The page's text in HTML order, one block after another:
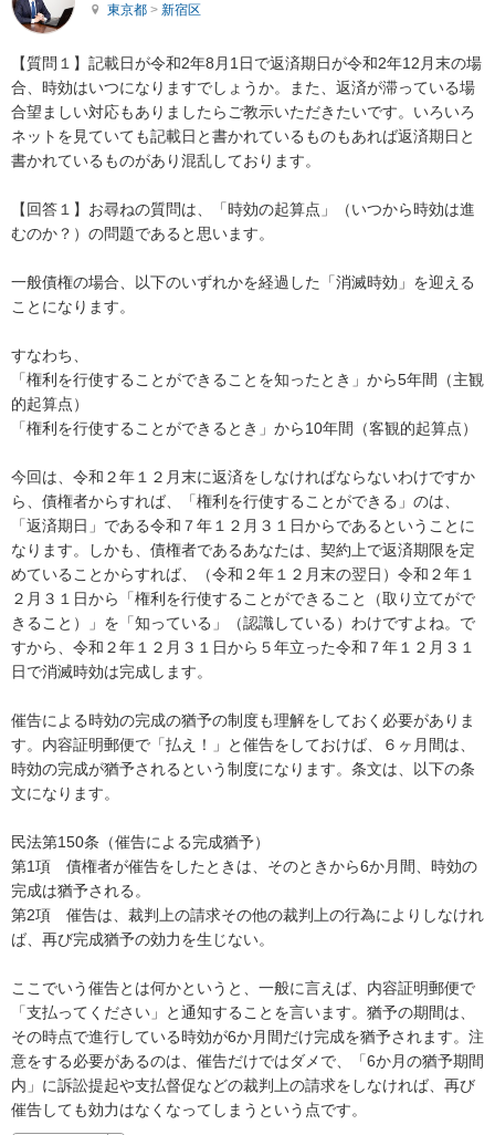
東京都 > 新宿区
【質問１】記載日が令和2年8月1日で返済期日が令和2年12月末の場
合、時効はいつになりますでしょうか。また、返済が滞っている場
合望ましい対応もありましたらご教示いただきたいです。いろいろ
ネットを見ていても記載日と書かれているものもあれば返済期日と
書かれているものがあり混乱しております。
【回答１】お尋ねの質問は、「時効の起算点」（いつから時効は進
むのか？）の問題であると思います。
一般債権の場合、以下のいずれかを経過した「消滅時効」を迎える
ことになります。
すなわち、
「権利を行使することができることを知ったとき」から5年間（主観
的起算点）
「権利を行使することができるとき」から10年間（客観的起算点）
今回は、令和２年１２月末に返済をしなければならないわけですか
ら、債権者からすれば、「権利を行使することができる」のは、
「返済期日」である令和７年１２月３１日からであるということに
なります。しかも、債権者であるあなたは、契約上で返済期限を定
めていることからすれば、（令和２年１２月末の翌日）令和２年１
２月３１日から「権利を行使することができること（取り立てがで
きること）」を「知っている」（認識している）わけですよね。で
すから、令和２年１２月３１日から５年立った令和７年１２月３１
日で消滅時効は完成します。
催告による時効の完成の猶予の制度も理解をしておく必要がありま
す。内容証明郵便で「払え！」と催告をしておけば、６ヶ月間は、
時効の完成が猶予されるという制度になります。条文は、以下の条
文になります。
民法第150条（催告による完成猶予）
第1項　債権者が催告をしたときは、そのときから6か月間、時効の
完成は猶予される。
第2項　催告は、裁判上の請求その他の裁判上の行為によりしなけれ
ば、再び完成猶予の効力を生じない。
ここでいう催告とは何かというと、一般に言えば、内容証明郵便で
「支払ってください」と通知することを言います。猶予の期間は、
その時点で進行している時効が6か月間だけ完成を猶予されます。注
意をする必要があるのは、催告だけではダメで、「6か月の猶予期間
内」に訴訟提起や支払督促などの裁判上の請求をしなければ、再び
催告しても効力はなくなってしまうという点です。